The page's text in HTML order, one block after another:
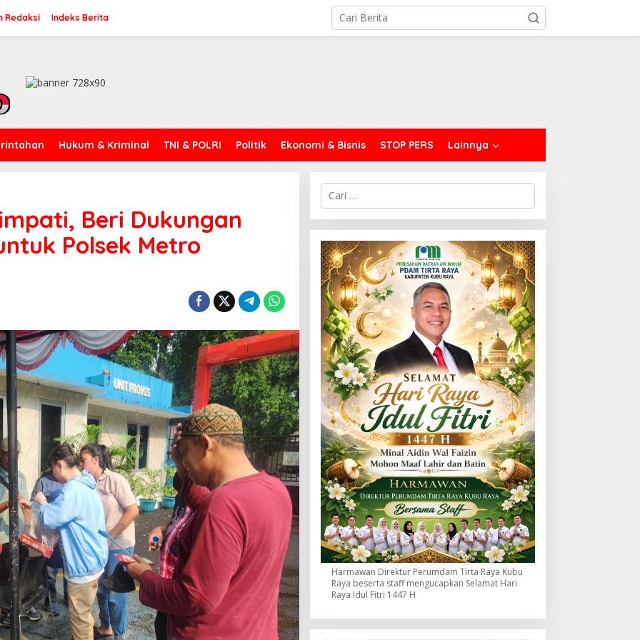
Redaksi Indeks Berita
Hukum & Kriminal TNI & POLRI Politik Ekonomi & Bisnis STOP PERS Lainnya
Beri Dukungan
Polsek Metro
C
i
u
n
t
u
k
:
Harmawan Direktur Perumdam Tirta Raya Kubu
Raya beserta staff mengucapkan Selamat Hari
Raya Idul Fitri 1447 H